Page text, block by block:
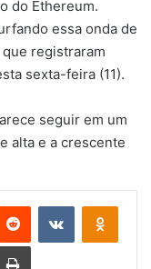
do Ethereum.
essa onda de
que registraram
sexta-feira (11).
seguir em um
alta e a crescente
Reddit VK OK
e-mail Imprimir